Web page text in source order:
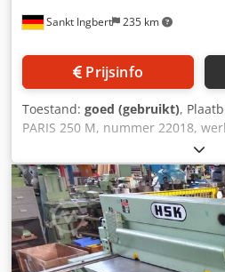
Sankt Ingbert 235 km
Prijsinfo
Toestand: goed (gebruikt),
PARIS 250 M, nummer 22018,